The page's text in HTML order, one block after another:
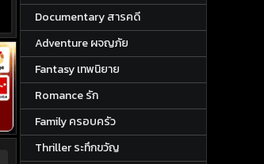
Documentary สารคดี
Adventure ผจญภัย
Fantasy เทพนิยาย
Romance รัก
Family ครอบครัว
Thriller ระทึกขวัญ